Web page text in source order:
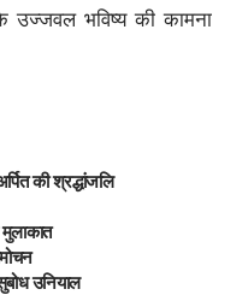
भविष्य की कामना
की श्रद्धांजलि
उनियाल